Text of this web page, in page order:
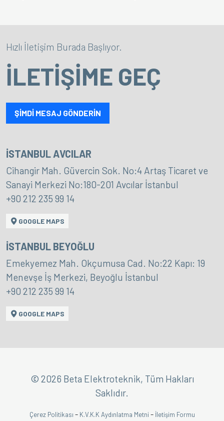
Hızlı İletişim Burada Başlıyor.
İLETİŞİME GEÇ
ŞİMDİ MESAJ GÖNDERİN
İSTANBUL AVCILAR
Cihangir Mah. Güvercin Sok. No:4 Artaş Ticaret ve
Sanayi Merkezi No:180-201 Avcılar İstanbul
+90 212 235 99 14
GOOGLE MAPS
İSTANBUL BEYOĞLU
Emekyemez Mah. Okçumusa Cad. No:22 Kapı: 19
Menevşe İş Merkezi, Beyoğlu İstanbul
+90 212 235 99 14
GOOGLE MAPS
© 2026 Beta Elektroteknik, Tüm Hakları
Saklıdır.
Çerez Politikası - K.V.K.K Aydınlatma Metni - İletişim Formu